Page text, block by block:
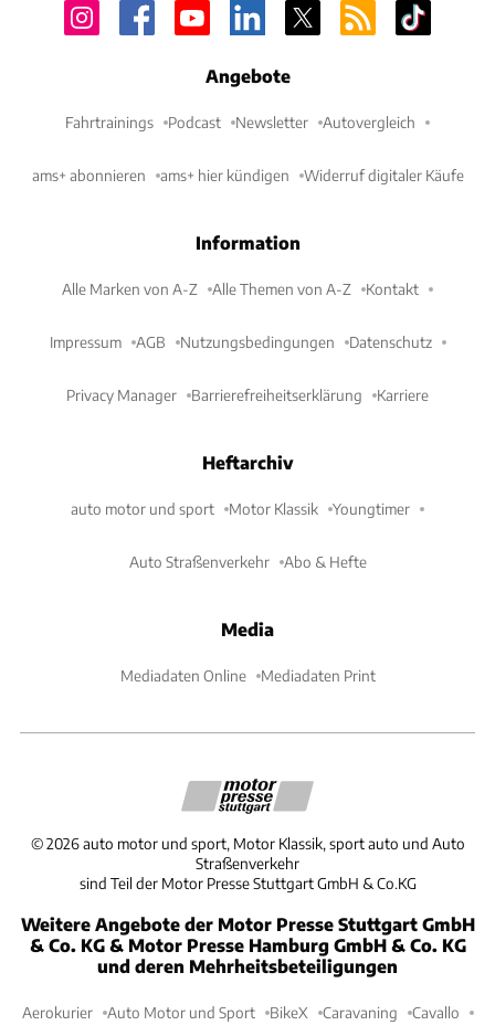
Angebote
Fahrtrainings Podcast Newsletter Autovergleich
ams+ abonnieren ams+ hier kündigen Widerruf digitaler Käufe
Information
Alle Marken von A-Z Alle Themen von A-Z Kontakt
Impressum AGB Nutzungsbedingungen Datenschutz
Privacy Manager Barrierefreiheitserklärung Karriere
Heftarchiv
auto motor und sport Motor Klassik Youngtimer
Auto Straßenverkehr Abo & Hefte
Media
Mediadaten Online Mediadaten Print
©2026 auto motor und sport, Motor Klassik, sport auto und Auto
Straßenverkehr
sind Teil der Motor Presse Stuttgart GmbH & Co.KG
Weitere Angebote der Motor Presse Stuttgart GmbH
& Co. KG & Motor Presse Hamburg GmbH & Co. KG
und deren Mehrheitsbeteiligungen
Aerokurier Auto Motor und Sport BikeX Caravaning Cavallo